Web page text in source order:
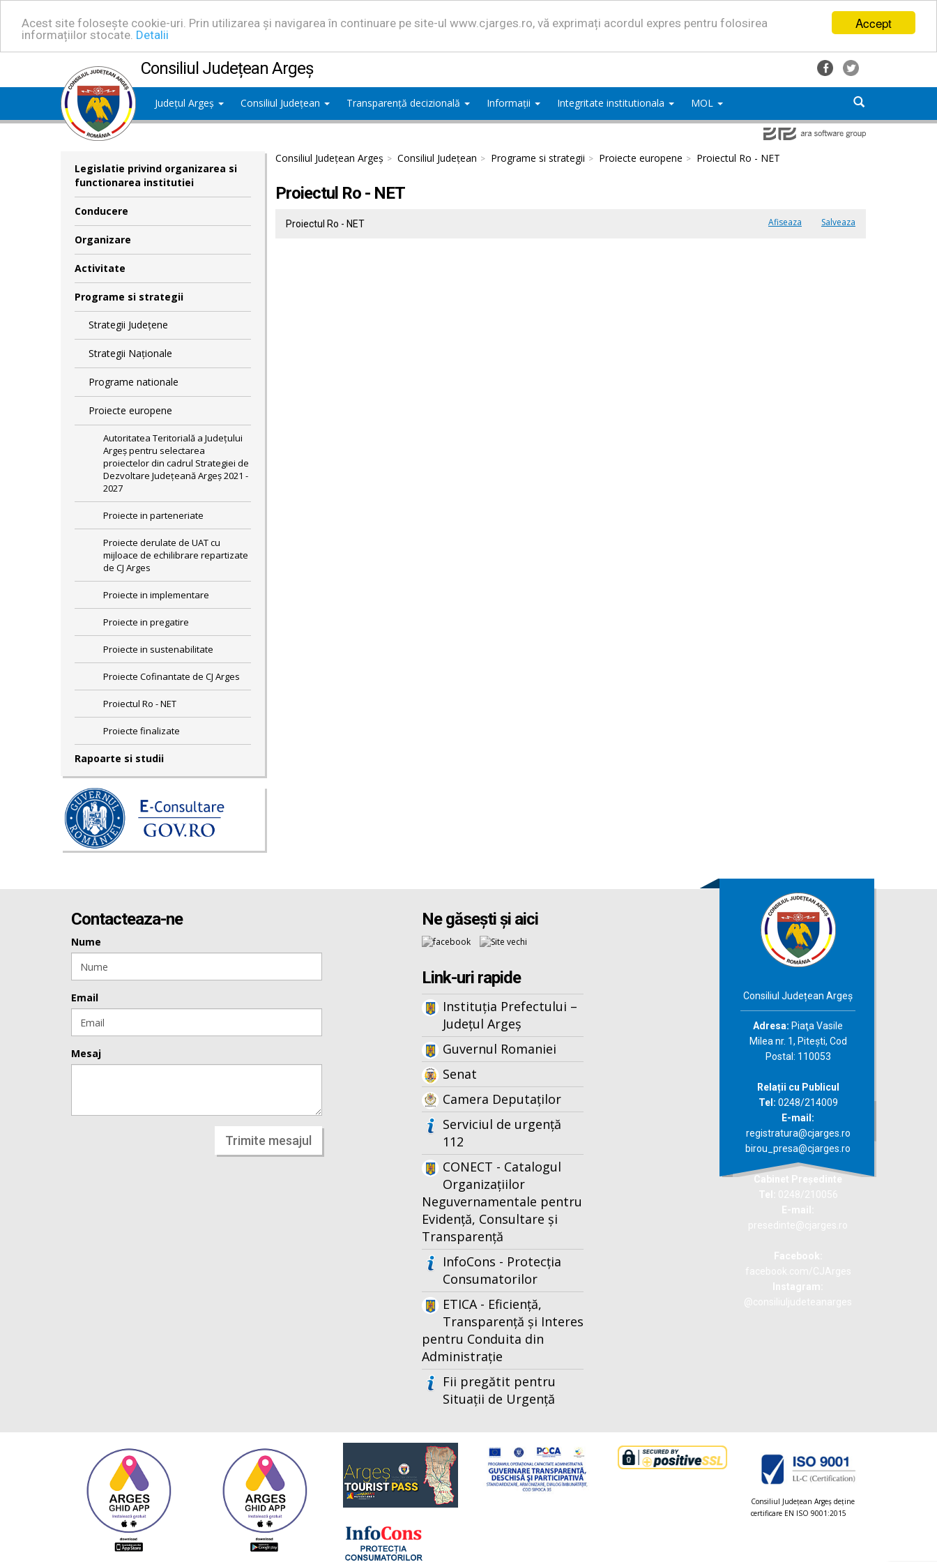
Accept
Acest site folosește cookie-uri. Prin utilizarea și navigarea în continuare pe site-ul www.cjarges.ro, vă exprimați acordul expres pentru folosirea
informațiilor stocate. Detalii
Consiliul Județean Argeș
Județul Argeș Consiliul Județean Transparență decizională Informații Integritate institutionala MOL
Legislatie privind organizarea si
functionarea institutiei
Conducere
Organizare
Activitate
Programe si strategii
Strategii Județene
Strategii Naționale
Programe nationale
Proiecte europene
Autoritatea Teritorială a Județului
Argeș pentru selectarea
proiectelor din cadrul Strategiei de
Dezvoltare Județeană Argeș 2021 -
2027
Proiecte in parteneriate
Proiecte derulate de UAT cu
mijloace de echilibrare repartizate
de CJ Arges
Proiecte in implementare
Proiecte in pregatire
Proiecte in sustenabilitate
Proiecte Cofinantate de CJ Arges
Proiectul Ro - NET
Proiecte finalizate
Rapoarte si studii
Consiliul Județean Argeș Consiliul Județean Programe si strategii Proiecte europene Proiectul Ro - NET
Proiectul Ro - NET
Proiectul Ro - NET Afiseaza Salveaza
Contacteaza-ne
Nume
Email
Mesaj
Trimite mesajul
Ne găsești și aici
Link-uri rapide
Instituția Prefectului –
Județul Argeș
Guvernul Romaniei
Senat
Camera Deputaților
Serviciul de urgență
112
CONECT - Catalogul
Organizațiilor
Neguvernamentale pentru
Evidență, Consultare și
Transparență
InfoCons - Protecția
Consumatorilor
ETICA - Eficiență,
Transparență și Interes
pentru Conduita din
Administrație
Fii pregătit pentru
Situații de Urgență
Consiliul Județean Argeș
Adresa: Piaţa Vasile
Milea nr. 1, Piteşti, Cod
Postal: 110053
Relații cu Publicul
Tel: 0248/214009
E-mail:
registratura@cjarges.ro
birou_presa@cjarges.ro
Consiliul Judeţean Argeș deţine
certificare EN ISO 9001:2015